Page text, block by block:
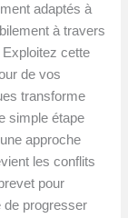
adaptés à
à travers
cette
de vos
transforme
simple étape
approche
les conflits
pour
de progresser